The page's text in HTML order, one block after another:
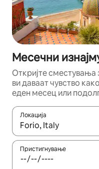
Месечни
Откријте
ви даваат чувство
еден месец или
Локација
Кога резултатите се
Пристигнување